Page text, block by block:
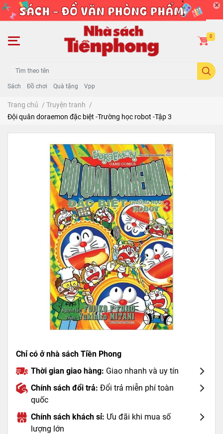
Sách Đồ chơi Quà tặng Vpp
0
Trang chủ / Truyện tranh /
Đội quân doraemon đặc biệt -Trường học robot -Tập 3
Chỉ có ở nhà sách Tiền Phong
Thời gian giao hàng: Giao nhanh và uy tín
Chính sách đổi trả: Đổi trả miễn phí toàn
quốc
Chính sách khách sỉ: Ưu đãi khi mua số
lượng lớn